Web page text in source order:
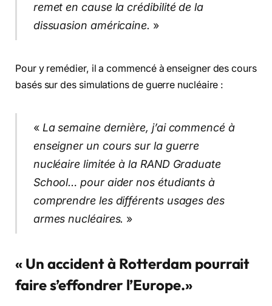
remet en cause la crédibilité de la
dissuasion américaine. »
Pour y remédier, il a commencé à enseigner des cours
basés sur des simulations de guerre nucléaire :
«La semaine dernière, j’ai commencé à
enseigner un cours sur la guerre
nucléaire limitée à la RAND Graduate
School… pour aider nos étudiants à
comprendre les différents usages des
armes nucléaires. »
« Un accident à Rotterdam pourrait
faire s’effondrer l’Europe.»